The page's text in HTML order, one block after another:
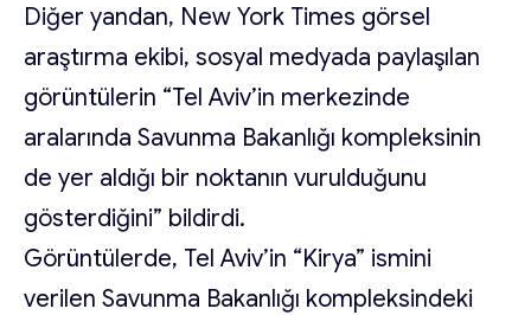
Diğer yandan, New York Times görsel
araştırma ekibi, sosyal medyada paylaşılan
görüntülerin “Tel Aviv’in merkezinde
aralarında Savunma Bakanlığı kompleksinin
de yer aldığı bir noktanın vurulduğunu
gösterdiğini” bildirdi.
Görüntülerde, Tel Aviv’in “Kirya” ismini
verilen Savunma Bakanlığı kompleksindeki